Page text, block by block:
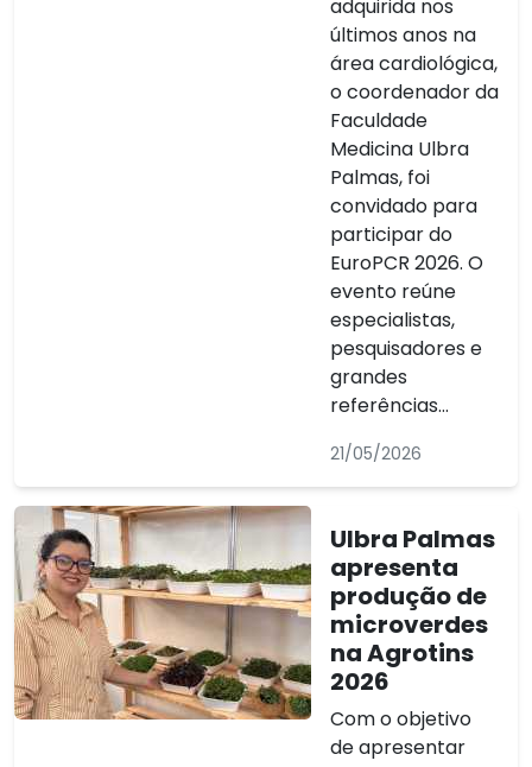
adquirida nos
últimos anos na
área cardiológica,
o coordenador da
Faculdade
Medicina Ulbra
Palmas, foi
convidado para
participar do
EuroPCR 2026. O
evento reúne
especialistas,
pesquisadores e
grandes
referências...
21/05/2026
Ulbra Palmas
apresenta
produção de
microverdes
na Agrotins
2026
Com o objetivo
de apresentar